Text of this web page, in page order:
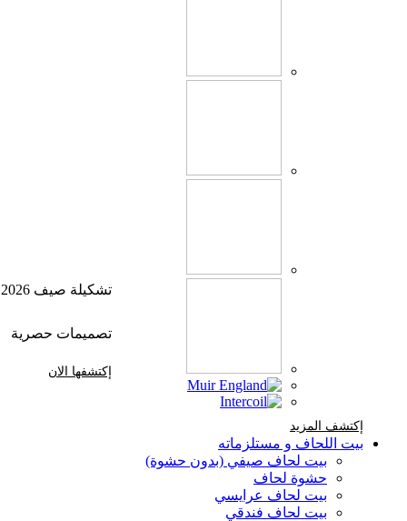
إكتشف المزيد
تشكيلة صيف 2026
تصميمات حصرية
إكتشفها الان
بيت اللحاف و مستلزماته
بيت لحاف صيفي (بدون حشوة)
حشوة لحاف
بيت لحاف عرايسي
بيت لحاف فندقي